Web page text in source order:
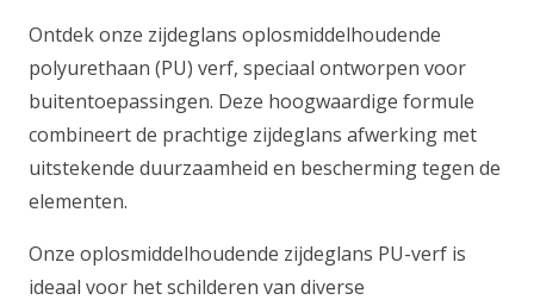
Ontdek onze zijdeglans oplosmiddelhoudende
polyurethaan (PU) verf, speciaal ontworpen voor
buitentoepassingen. Deze hoogwaardige formule
combineert de prachtige zijdeglans afwerking met
uitstekende duurzaamheid en bescherming tegen de
elementen.
Onze oplosmiddelhoudende zijdeglans PU-verf is
ideaal voor het schilderen van diverse